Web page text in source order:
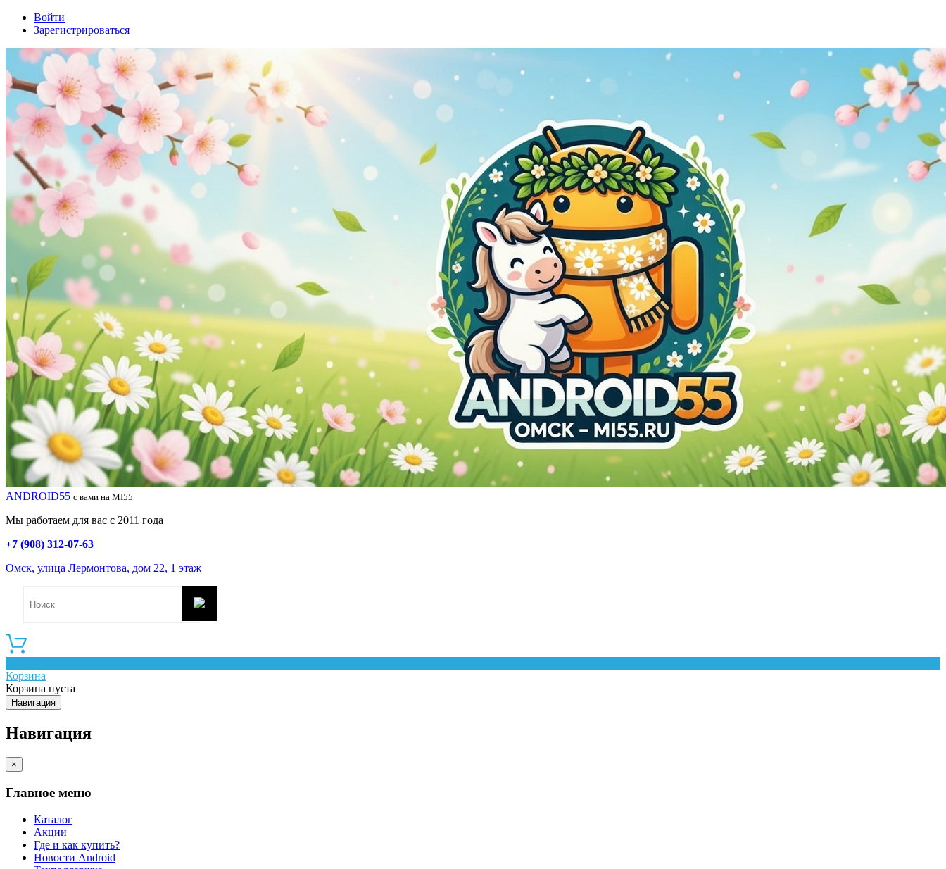
Войти
Зарегистрироваться
ANDROID55 с вами на MI55
Мы работаем для вас с 2011 года
+7 (908) 312-07-63
Омск, улица Лермонтова, дом 22, 1 этаж
Корзина
Корзина пуста
Навигация
Навигация
×
Главное меню
Каталог
Акции
Где и как купить?
Новости Android